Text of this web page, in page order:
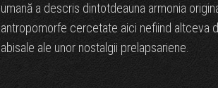
umană a descris dintotdeauna armonia
antropomorfe cercetate aici nefiind altceva
abisale ale unor nostalgii prelapsariene.